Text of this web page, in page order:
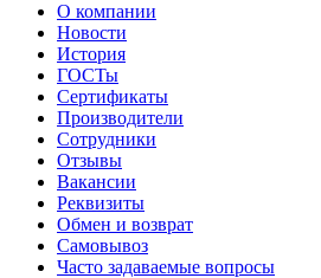
О компании
Новости
История
ГОСТы
Сертификаты
Производители
Сотрудники
Отзывы
Вакансии
Реквизиты
Обмен и возврат
Самовывоз
Часто задаваемые вопросы